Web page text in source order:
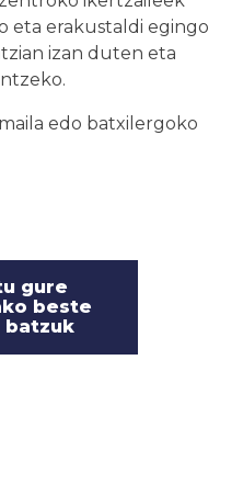
eta erakustaldi egingo
izan duten eta
edo batxilergoko
gure
beste